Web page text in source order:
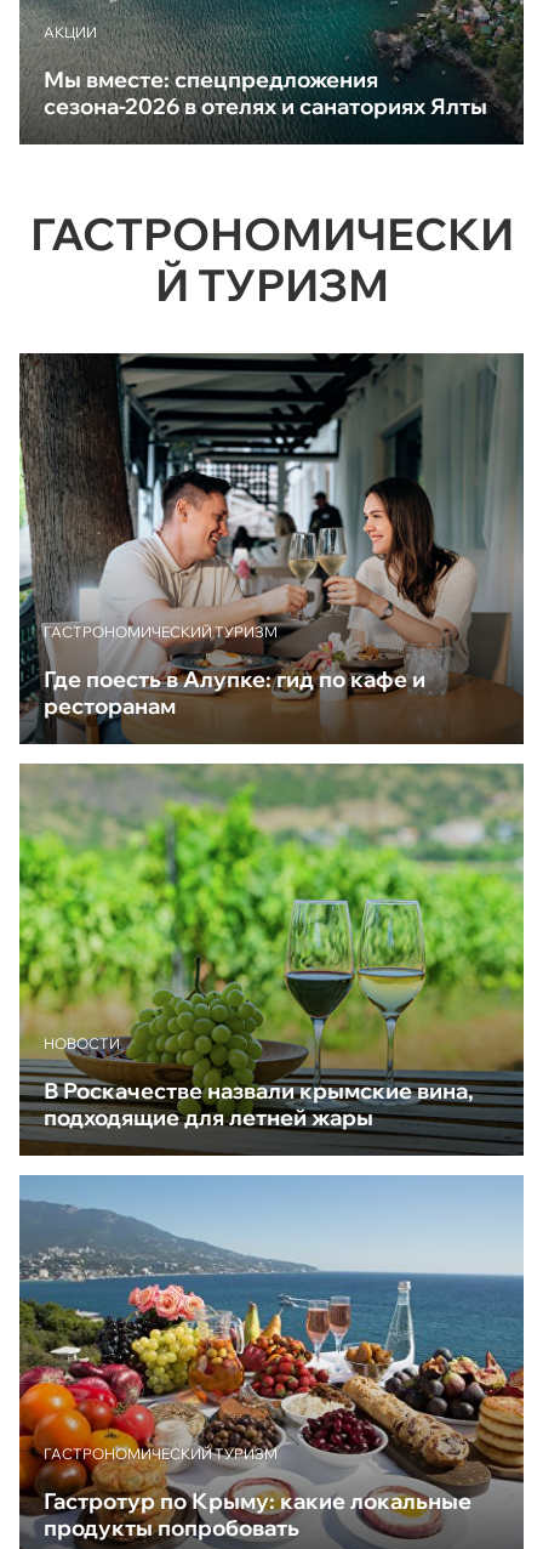
АКЦИИ
Мы вместе: спецпредложения
сезона-2026 в отелях и санаториях Ялты
ГАСТРОНОМИЧЕСКИ
Й ТУРИЗМ
ГАСТРОНОМИЧЕСКИЙ ТУРИЗМ
Где поесть в Алупке: гид по кафе и
ресторанам
НОВОСТИ
В Роскачестве назвали крымские вина,
подходящие для летней жары
ГАСТРОНОМИЧЕСКИЙ ТУРИЗМ
Гастротур по Крыму: какие локальные
продукты попробовать